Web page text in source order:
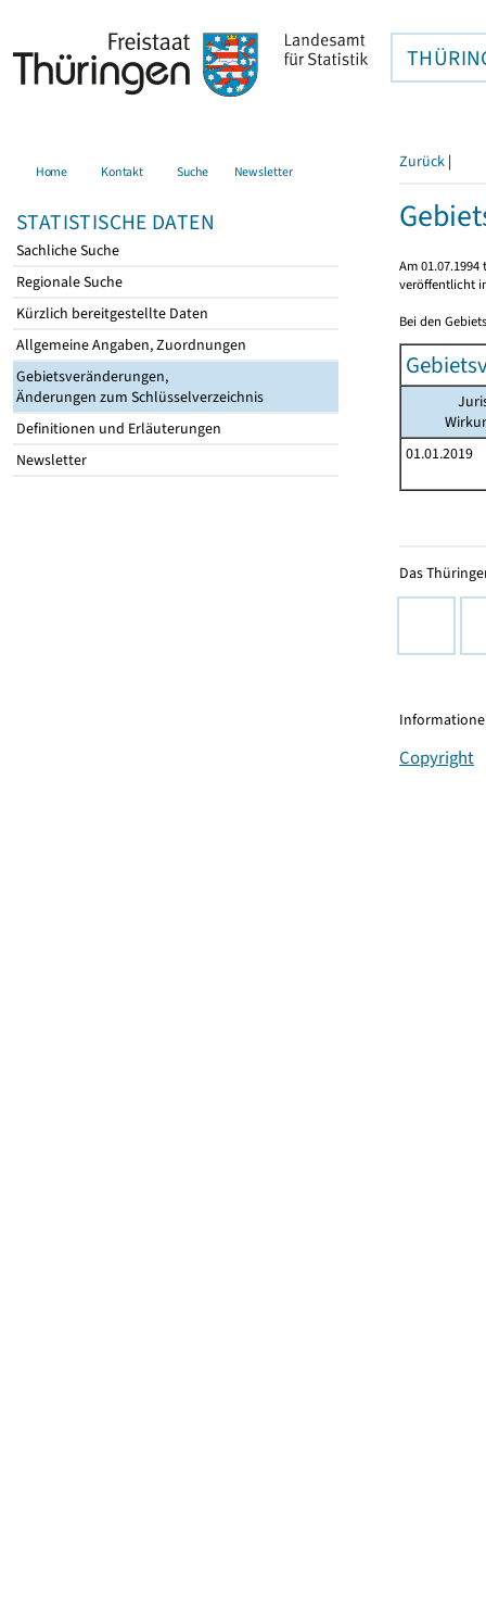
Home Kontakt Suche Newsletter
STATISTISCHE DATEN
Sachliche Suche
Regionale Suche
Kürzlich bereitgestellte Daten
Allgemeine Angaben, Zuordnungen
Gebietsveränderungen,
Änderungen zum Schlüsselverzeichnis
Definitionen und Erläuterungen
Newsletter
Zurück |
Am
veröffentlicht
Bei den
01.01.2019
Das
Copyright